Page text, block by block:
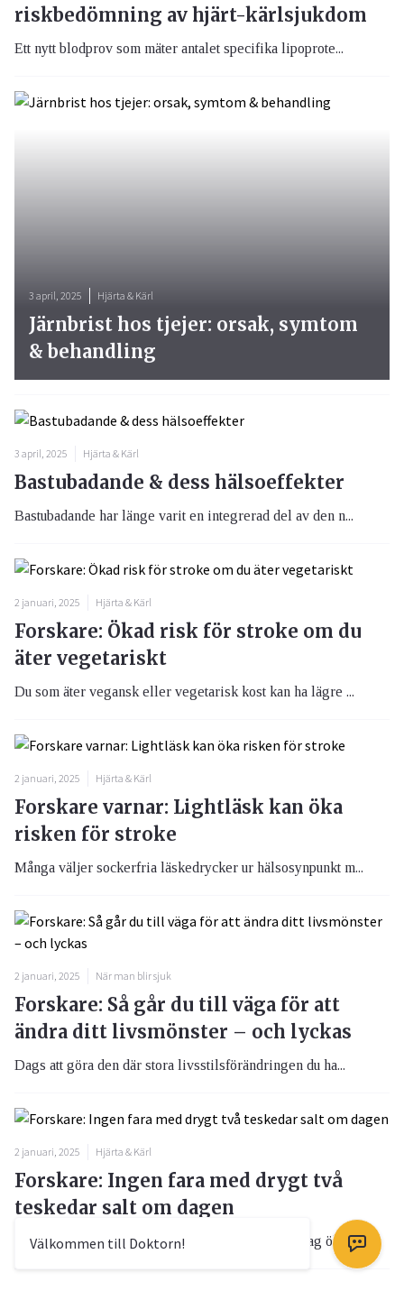
riskbedömning av hjärt-kärlsjukdom
Ett nytt blodprov som mäter antalet specifika lipoprote...
3 april, 2025 Hjärta & Kärl
Järnbrist hos tjejer: orsak, symtom
& behandling
3 april, 2025 Hjärta & Kärl
Bastubadande & dess hälsoeffekter
Bastubadande har länge varit en integrerad del av den n...
2 januari, 2025 Hjärta & Kärl
Forskare: Ökad risk för stroke om du
äter vegetariskt
Du som äter vegansk eller vegetarisk kost kan ha lägre ...
2 januari, 2025 Hjärta & Kärl
Forskare varnar: Lightläsk kan öka
risken för stroke
Många väljer sockerfria läskedrycker ur hälsosynpunkt m...
2 januari, 2025 När man blir sjuk
Forskare: Så går du till väga för att
ändra ditt livsmönster – och lyckas
Dags att göra den där stora livsstilsförändringen du ha...
2 januari, 2025 Hjärta & Kärl
Forskare: Ingen fara med drygt två
teskedar salt om dagen
Ett saltintag motsvarande drygt två teskedar per dag ök...
Välkommen till Doktorn!